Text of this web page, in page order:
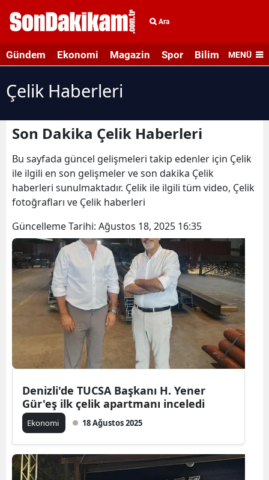
Ara
Gündem Ekonomi Magazin Spor Bilim veMENÜ
Çelik Haberleri
Son Dakika Çelik Haberleri
Bu sayfada güncel gelişmeleri takip edenler için Çelik
ile ilgili en son gelişmeler ve son dakika Çelik
haberleri sunulmaktadır. Çelik ile ilgili tüm video, Çelik
fotoğrafları ve Çelik haberleri
Güncelleme Tarihi: Ağustos 18, 2025 16:35
Denizli'de TUCSA Başkanı H. Yener
Gür'eş ilk çelik apartmanı inceledi
Ekonomi 18 Ağustos 2025